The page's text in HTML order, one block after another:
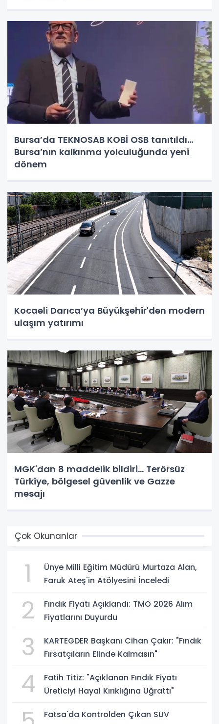
Bursa’da TEKNOSAB KOBİ OSB tanıtıldı...
Bursa’nın kalkınma yolculuğunda yeni
dönem
Kocaeli Darıca’ya Büyükşehir'den modern
ulaşım yatırımı
MGK'dan 8 maddelik bildiri... Terörsüz
Türkiye, bölgesel güvenlik ve Gazze
mesajı
Çok Okunanlar
1
Ünye Milli Eğitim Müdürü Murtaza Alan,
Faruk Ateş'in Atölyesini İnceledi
2
Fındık Fiyatı Açıklandı: TMO 2026 Alım
Fiyatlarını Duyurdu
3
KARTEGDER Başkanı Cihan Çakır: "Fındık
Fırsatçıların Elinde Kalmasın"
4
Fatih Titiz: "Açıklanan Fındık Fiyatı
Üreticiyi Hayal Kırıklığına Uğrattı"
Fatsa'da Kontrolden Çıkan SUV